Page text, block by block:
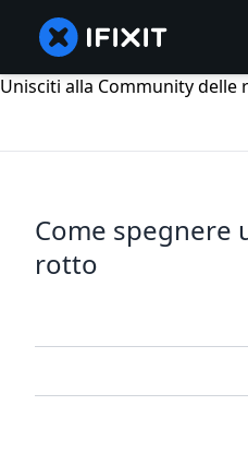
Unisciti alla Community delle
Come spegnere
rotto